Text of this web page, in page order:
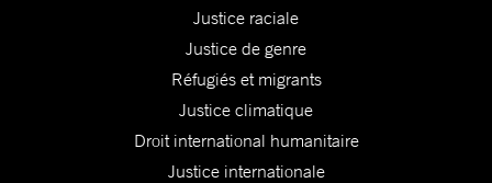
Justice raciale
Justice de genre
Réfugiés et migrants
Justice climatique
Droit international humanitaire
Justice internationale